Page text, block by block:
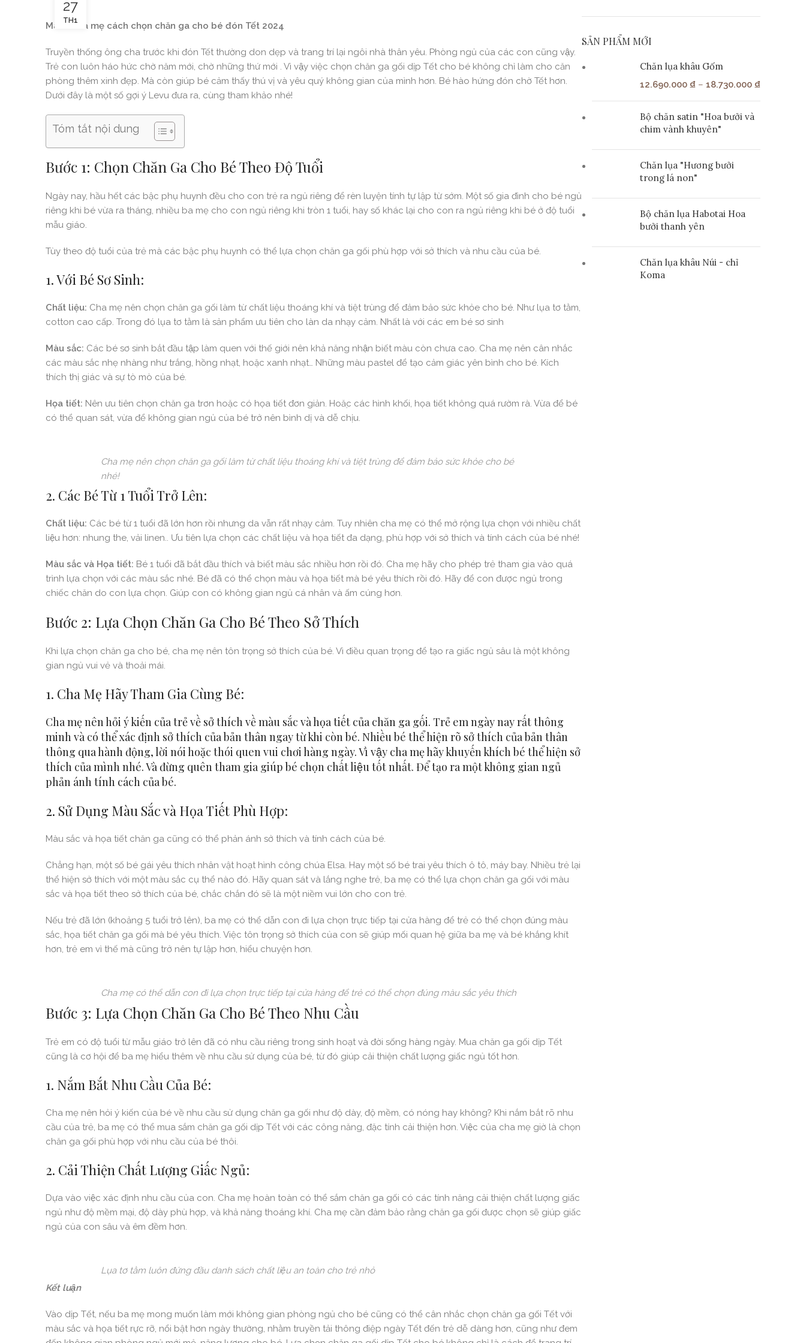
27
TH1
Mách cha mẹ cách chọn chăn ga cho bé đón Tết 2024
Truyền thống ông cha trước khi đón Tết thường don dẹp và trang trí lại ngôi nhà thân yêu. Phòng ngủ của các con cũng vậy.
Trẻ con luôn háo hức chờ năm mới, chờ những thứ mới . Vì vậy việc chọn chăn ga gối dịp Tết cho bé không chỉ làm cho căn
phòng thêm xinh đẹp. Mà còn giúp bé cảm thấy thú vị và yêu quý không gian của mình hơn. Bé hào hứng đón chờ Tết hơn.
Dưới đây là một số gợi ý Levu đưa ra, cùng tham khảo nhé!
Tóm tắt nội dung
Bước 1: Chọn Chăn Ga Cho Bé Theo Độ Tuổi
Ngày nay, hầu hết các bậc phụ huynh đều cho con trẻ ra ngủ riêng để rèn luyện tính tự lập từ sớm. Một số gia đình cho bé ngủ
riêng khi bé vừa ra tháng, nhiều ba mẹ cho con ngủ riêng khi tròn 1 tuổi, hay số khác lại cho con ra ngủ riêng khi bé ở độ tuổi
mẫu giáo.
Tùy theo độ tuổi của trẻ mà các bậc phụ huynh có thể lựa chọn chăn ga gối phù hợp với sở thích và nhu cầu của bé.
1. Với Bé Sơ Sinh:
Chất liệu: Cha mẹ nên chọn chăn ga gối làm từ chất liệu thoáng khí và tiệt trùng để đảm bảo sức khỏe cho bé. Như lụa tơ tằm,
cotton cao cấp. Trong đó lụa tơ tằm là sản phẩm ưu tiên cho làn da nhạy cảm. Nhất là với các em bé sơ sinh
Màu sắc: Các bé sơ sinh bắt đầu tập làm quen với thế giới nên khả năng nhận biết màu còn chưa cao. Cha mẹ nên cân nhắc
các màu sắc nhẹ nhàng như trắng, hồng nhạt, hoặc xanh nhạt… Những màu pastel để tạo cảm giác yên bình cho bé. Kích
thích thị giác và sự tò mò của bé.
Họa tiết: Nên ưu tiên chọn chăn ga trơn hoặc có họa tiết đơn giản. Hoặc các hình khối, họa tiết không quá rườm rà. Vừa để bé
có thể quan sát, vừa để không gian ngủ của bé trở nên bình dị và dễ chịu.
Cha mẹ nên chọn chăn ga gối làm từ chất liệu thoáng khí và tiệt trùng để đảm bảo sức khỏe cho bé
nhé!
2. Các Bé Từ 1 Tuổi Trở Lên:
Chất liệu: Các bé từ 1 tuổi đã lớn hơn rồi nhưng da vẫn rất nhạy cảm. Tuy nhiên cha mẹ có thể mở rộng lựa chọn với nhiều chất
liệu hơn: nhung the, vải linen.. Ưu tiên lựa chọn các chất liệu và họa tiết đa dạng, phù hợp với sở thích và tính cách của bé nhé!
Màu sắc và Họa tiết: Bé 1 tuổi đã bắt đầu thích và biết màu sắc nhiều hơn rồi đó. Cha mẹ hãy cho phép trẻ tham gia vào quá
trình lựa chọn với các màu sắc nhé. Bé đã có thể chọn màu và họa tiết mà bé yêu thích rồi đó. Hãy để con được ngủ trong
chiếc chăn do con lựa chọn. Giúp con có không gian ngủ cá nhân và ấm cúng hơn.
Bước 2: Lựa Chọn Chăn Ga Cho Bé Theo Sở Thích
Khi lựa chọn chăn ga cho bé, cha mẹ nên tôn trọng sở thích của bé. Vì điều quan trọng để tạo ra giấc ngủ sâu là một không
gian ngủ vui vẻ và thoải mái.
1. Cha Mẹ Hãy Tham Gia Cùng Bé:
Cha mẹ nên hỏi ý kiến của trẻ về sở thích về màu sắc và họa tiết của chăn ga gối. Trẻ em ngày nay rất thông
minh và có thể xác định sở thích của bản thân ngay từ khi còn bé. Nhiều bé thể hiện rõ sở thích của bản thân
thông qua hành động, lời nói hoặc thói quen vui chơi hàng ngày. Vì vậy cha mẹ hãy khuyến khích bé thể hiện sở
thích của mình nhé. Và đừng quên tham gia giúp bé chọn chất liệu tốt nhất. Để tạo ra một không gian ngủ
phản ánh tính cách của bé.
2. Sử Dụng Màu Sắc và Họa Tiết Phù Hợp:
Màu sắc và họa tiết chăn ga cũng có thể phản ánh sở thích và tính cách của bé.
Chẳng hạn, một số bé gái yêu thích nhân vật hoạt hình công chúa Elsa. Hay một số bé trai yêu thích ô tô, máy bay. Nhiều trẻ lại
thể hiện sở thích với một màu sắc cụ thể nào đó. Hãy quan sát và lắng nghe trẻ, ba mẹ có thể lựa chọn chăn ga gối với màu
sắc và họa tiết theo sở thích của bé, chắc chắn đó sẽ là một niềm vui lớn cho con trẻ.
Nếu trẻ đã lớn (khoảng 5 tuổi trở lên), ba mẹ có thể dẫn con đi lựa chọn trực tiếp tại cửa hàng để trẻ có thể chọn đúng màu
sắc, họa tiết chăn ga gối mà bé yêu thích. Việc tôn trọng sở thích của con sẽ giúp mối quan hệ giữa ba mẹ và bé khắng khít
hơn, trẻ em vì thế mà cũng trở nên tự lập hơn, hiểu chuyện hơn.
Cha mẹ có thể dẫn con đi lựa chọn trực tiếp tại cửa hàng để trẻ có thể chọn đúng màu sắc yêu thích
Bước 3: Lựa Chọn Chăn Ga Cho Bé Theo Nhu Cầu
Trẻ em có độ tuổi từ mẫu giáo trở lên đã có nhu cầu riêng trong sinh hoạt và đời sống hàng ngày. Mua chăn ga gối dịp Tết
cũng là cơ hội để ba mẹ hiểu thêm về nhu cầu sử dụng của bé, từ đó giúp cải thiện chất lượng giấc ngủ tốt hơn.
1. Nắm Bắt Nhu Cầu Của Bé:
Cha mẹ nên hỏi ý kiến của bé về nhu cầu sử dụng chăn ga gối như độ dày, độ mềm, có nóng hay không? Khi nắm bắt rõ nhu
cầu của trẻ, ba mẹ có thể mua sắm chăn ga gối dịp Tết với các công năng, đặc tính cải thiện hơn. Việc của cha mẹ giờ là chọn
chăn ga gối phù hợp với nhu cầu của bé thôi.
2. Cải Thiện Chất Lượng Giấc Ngủ:
Dựa vào việc xác định nhu cầu của con. Cha mẹ hoàn toàn có thể sắm chăn ga gối có các tính năng cải thiện chất lượng giấc
ngủ như độ mềm mại, độ dày phù hợp, và khả năng thoáng khí. Cha mẹ cần đảm bảo rằng chăn ga gối được chọn sẽ giúp giấc
ngủ của con sâu và êm đềm hơn.
Lụa tơ tằm luôn đứng đầu danh sách chất liệu an toàn cho trẻ nhỏ
Kết luận
Vào dịp Tết, nếu ba mẹ mong muốn làm mới không gian phòng ngủ cho bé cũng có thể cân nhắc chọn chăn ga gối Tết với
màu sắc và họa tiết rực rỡ, nổi bật hơn ngày thường, nhằm truyền tải thông điệp ngày Tết đến trẻ dễ dàng hơn, cũng như đem
SẢN PHẨM MỚI
Chăn lụa khâu Gốm
12.690.000 ₫ – 18.730.000 ₫
Bộ chăn satin "Hoa bưởi và
chim vành khuyên"
Chăn lụa "Hương bưởi
trong lá non"
Bộ chăn lụa Habotai Hoa
bưởi thanh yên
Chăn lụa khâu Núi - chỉ
Koma